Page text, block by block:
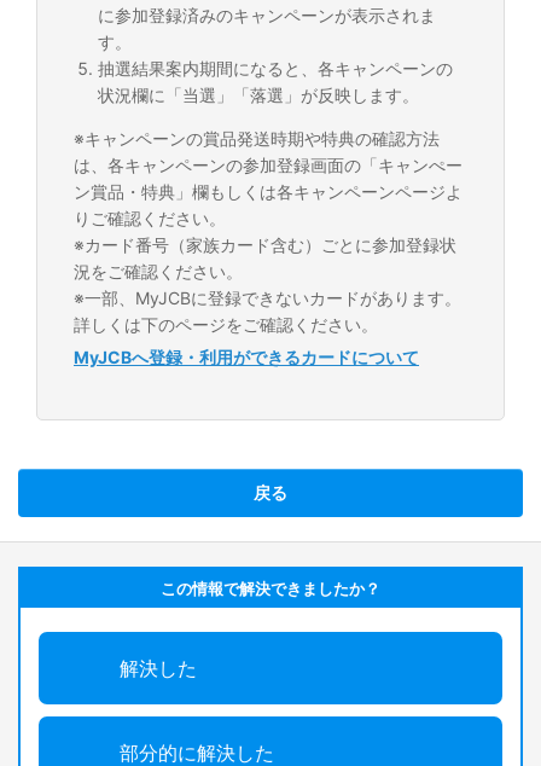
に参加登録済みのキャンペーンが表示されま
す。
抽選結果案内期間になると、各キャンペーンの
状況欄に「当選」「落選」が反映します。
※キャンペーンの賞品発送時期や特典の確認方法
は、各キャンペーンの参加登録画面の「キャンぺー
ン賞品・特典」欄もしくは各キャンペーンページよ
りご確認ください。
※カード番号（家族カード含む）ごとに参加登録状
況をご確認ください。
※一部、MyJCBに登録できないカードがあります。
詳しくは下のページをご確認ください。
MyJCBへ登録・利用ができるカードについて
戻る
この情報で解決できましたか？
解決した
部分的に解決した